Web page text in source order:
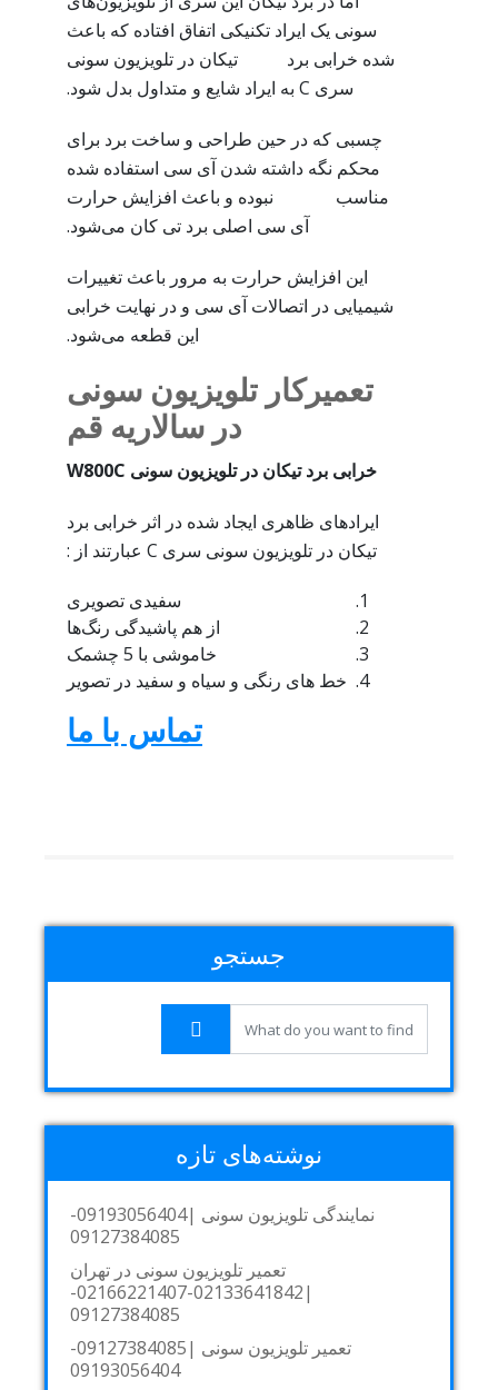
سونی یک ایراد تکنیکی اتفاق افتاده که باعث
شده خرابی برد تیکان در تلویزیون سونی
سری C به ایراد شایع و متداول بدل شود.
چسبی که در حین طراحی و ساخت برد برای
محکم نگه داشته شدن آی سی استفاده شده
مناسب نبوده و باعث افزایش حرارت
آی سی اصلی برد تی کان می‌شود.
این افزایش حرارت به مرور باعث تغییرات
شیمیایی در اتصالات آی سی و در نهایت خرابی
این قطعه می‌شود.
تعمیرکار تلویزیون سونی
در سالاریه قم
خرابی برد تیکان در تلویزیون سونی W800C
ایرادهای ظاهری ایجاد شده در اثر خرابی برد
تیکان در تلویزیون سونی سری C عبارتند از :
سفیدی تصویری
از هم پاشیدگی رنگ‌ها
خاموشی با 5 چشمک
خط های رنگی و سیاه و سفید در تصویر
تماس با ما
جستجو
نوشته‌های تازه
نمایندگی تلویزیون سونی |09193056404-
09127384085
تعمیر تلویزیون سونی در تهران
|02133641842-02166221407-
09127384085
تعمیر تلویزیون سونی |09127384085-
09193056404